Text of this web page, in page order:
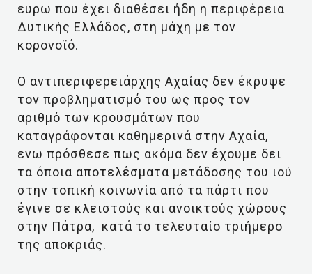
ευρω που έχει διαθέσει ήδη η περιφέρεια
Δυτικής Ελλάδος, στη μάχη με τον
κορονοϊό.
Ο αντιπεριφερειάρχης Αχαίας δεν έκρυψε
τον προβληματισμό του ως προς τον
αριθμό των κρουσμάτων που
καταγράφονται καθημερινά στην Αχαία,
ενω πρόσθεσε πως ακόμα δεν έχουμε δει
τα όποια αποτελέσματα μετάδοσης του ιού
στην τοπική κοινωνία από τα πάρτι που
έγινε σε κλειστούς και ανοικτούς χώρους
στην Πάτρα, κατά το τελευταίο τριήμερο
της αποκριάς.